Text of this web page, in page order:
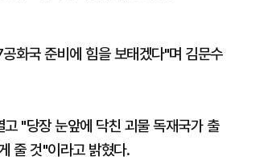
화국 준비에 힘을 보태겠다"며 김문수
"당장 눈앞에 닥친 괴물 독재국가 출
줄 것"이라고 밝혔다.